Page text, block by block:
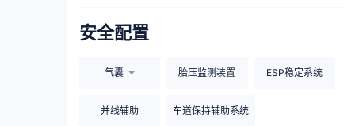
安全配置
气囊 胎压监测装置 ESP稳定系统
并线辅助 车道保持辅助系统